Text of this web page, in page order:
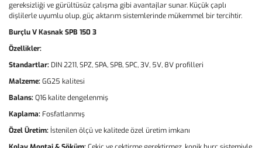
gereksizliği ve gürültüsüz çalışma gibi avantajlar sunar. Küçük çaplı
dişlilerle uyumlu olup, güç aktarım sistemlerinde mükemmel bir tercihtir.
Burçlu V Kasnak SPB 150 3
Özellikler:
Standartlar: DIN 2211, SPZ, SPA, SPB, SPC, 3V, 5V, 8V profilleri
Malzeme:GG25 kalitesi
Balans:Q16 kalite dengelenmiş
Kaplama: Fosfatlanmış
Özel Üretim: İstenilen ölçü ve kalitede özel üretim imkanı